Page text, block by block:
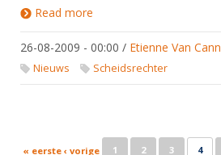
Read more
26-08-2009 - 00:00 / Etienne Van Cann
Nieuws Scheidsrechter
Pages
« eerste ‹ vorige 1 2 3 4